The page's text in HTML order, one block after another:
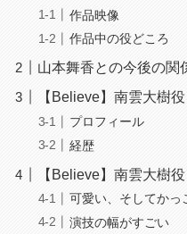
作品映像
作品中の役どころ
山本舞香との今後の関
【Believe】南雲大樹
プロフィール
経歴
【Believe】南雲大樹
可愛い、そしてかっ
演技の幅がすごい